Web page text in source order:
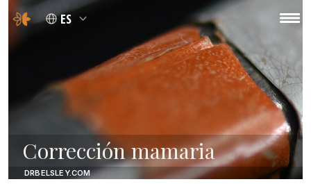
ES
Corrección mamaria
DRBELSLEY.COM